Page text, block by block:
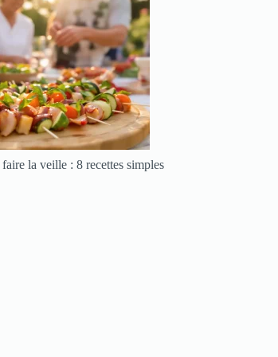
la veille : 8 recettes simples